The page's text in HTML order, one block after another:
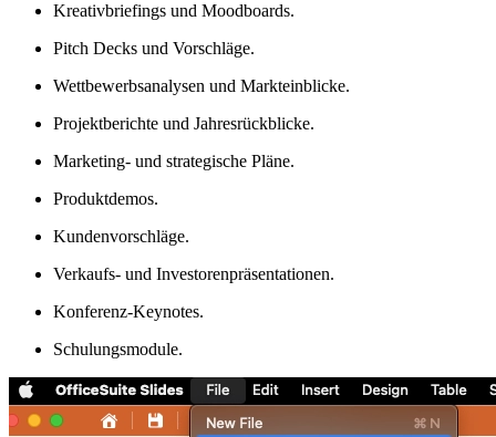
Kreativbriefings und Moodboards.
Pitch Decks und Vorschläge.
Wettbewerbsanalysen und Markteinblicke.
Projektberichte und Jahresrückblicke.
Marketing- und strategische Pläne.
Produktdemos.
Kundenvorschläge.
Verkaufs- und Investorenpräsentationen.
Konferenz-Keynotes.
Schulungsmodule.